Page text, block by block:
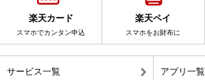
楽天カード
スマホでカンタン申込
楽天ペイ
スマホをお財布に
サービス一覧 アプリ一覧